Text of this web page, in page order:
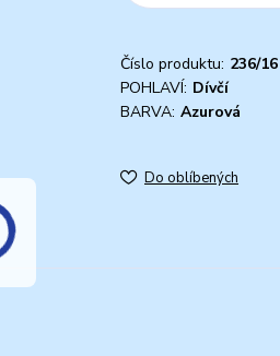
Číslo produktu: 236/16
POHLAVÍ: Dívčí
BARVA: Azurová
Do oblíbených